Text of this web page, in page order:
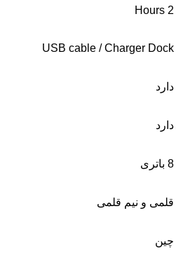
2 Hours
USB cable / Charger Dock
دارد
دارد
8 باتری
قلمی و نیم قلمی
چین